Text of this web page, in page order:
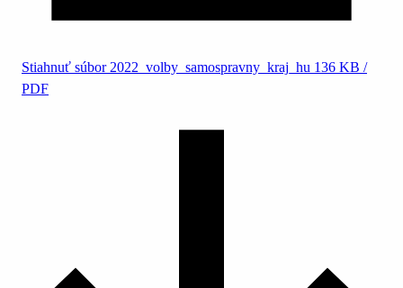
Stiahnuť súbor 2022_volby_samospravny_kraj_hu 136 KB /
PDF